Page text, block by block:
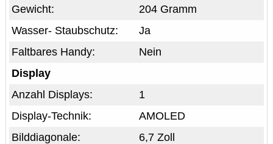
204 Gramm
Gewicht:
Ja
Wasser- Staubschutz:
Nein
Faltbares Handy:
Display
1
Anzahl Displays:
AMOLED
Display-Technik:
6,7 Zoll
Bilddiagonale: